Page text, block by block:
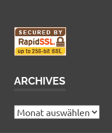
ARCHIVES
Archives